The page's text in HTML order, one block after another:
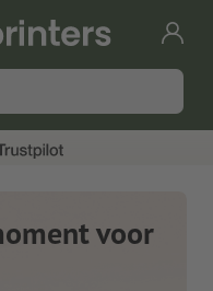
voor